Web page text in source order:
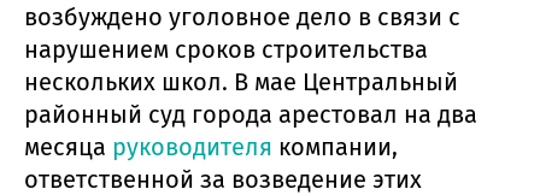
возбуждено уголовное дело в связи с
нарушением сроков строительства
нескольких школ. В мае Центральный
районный суд города арестовал на два
месяца руководителя компании,
ответственной за возведение этих